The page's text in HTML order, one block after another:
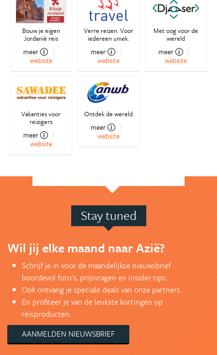
Bouw je eigen
Jordanië reis
meer
website
Verre reizen. Voor
iedereen uniek.
meer
website
Met oog voor de
wereld
meer
website
Vakanties voor
reizigers
meer
website
Ontdek de wereld
meer
website
Stay tuned
Wil jij elke maand naar Azië?
Schrijf je in voor de maandelijkse nieuwsbrief
boordevol foto's, prijsvragen en insider tips.
Ook ontvang je speciale deals van onze partners.
En profiteer je van de leukste kortingen op
reisproducten.
AANMELDEN NIEUWSBRIEF